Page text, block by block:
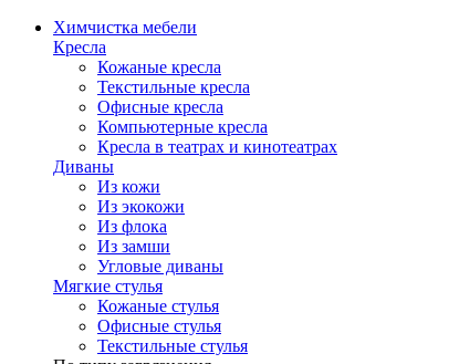
Химчистка мебели
Кресла
Кожаные кресла
Текстильные кресла
Офисные кресла
Компьютерные кресла
Кресла в театрах и кинотеатрах
Диваны
Из кожи
Из экокожи
Из флока
Из замши
Угловые диваны
Мягкие стулья
Кожаные стулья
Офисные стулья
Текстильные стулья